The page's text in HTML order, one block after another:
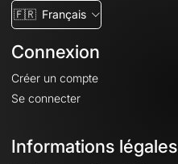
🇫🇷 Français
Connexion
Créer un compte
Se connecter
Informations légales